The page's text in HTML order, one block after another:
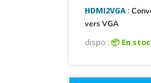
HDMI2VGA :
vers VGA
dispo : 📦 En